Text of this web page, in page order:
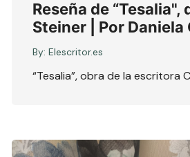
Reseña de “Tesalia",
Steiner | Por Daniela
By: Elescritor.es
“Tesalia”, obra de la escritora